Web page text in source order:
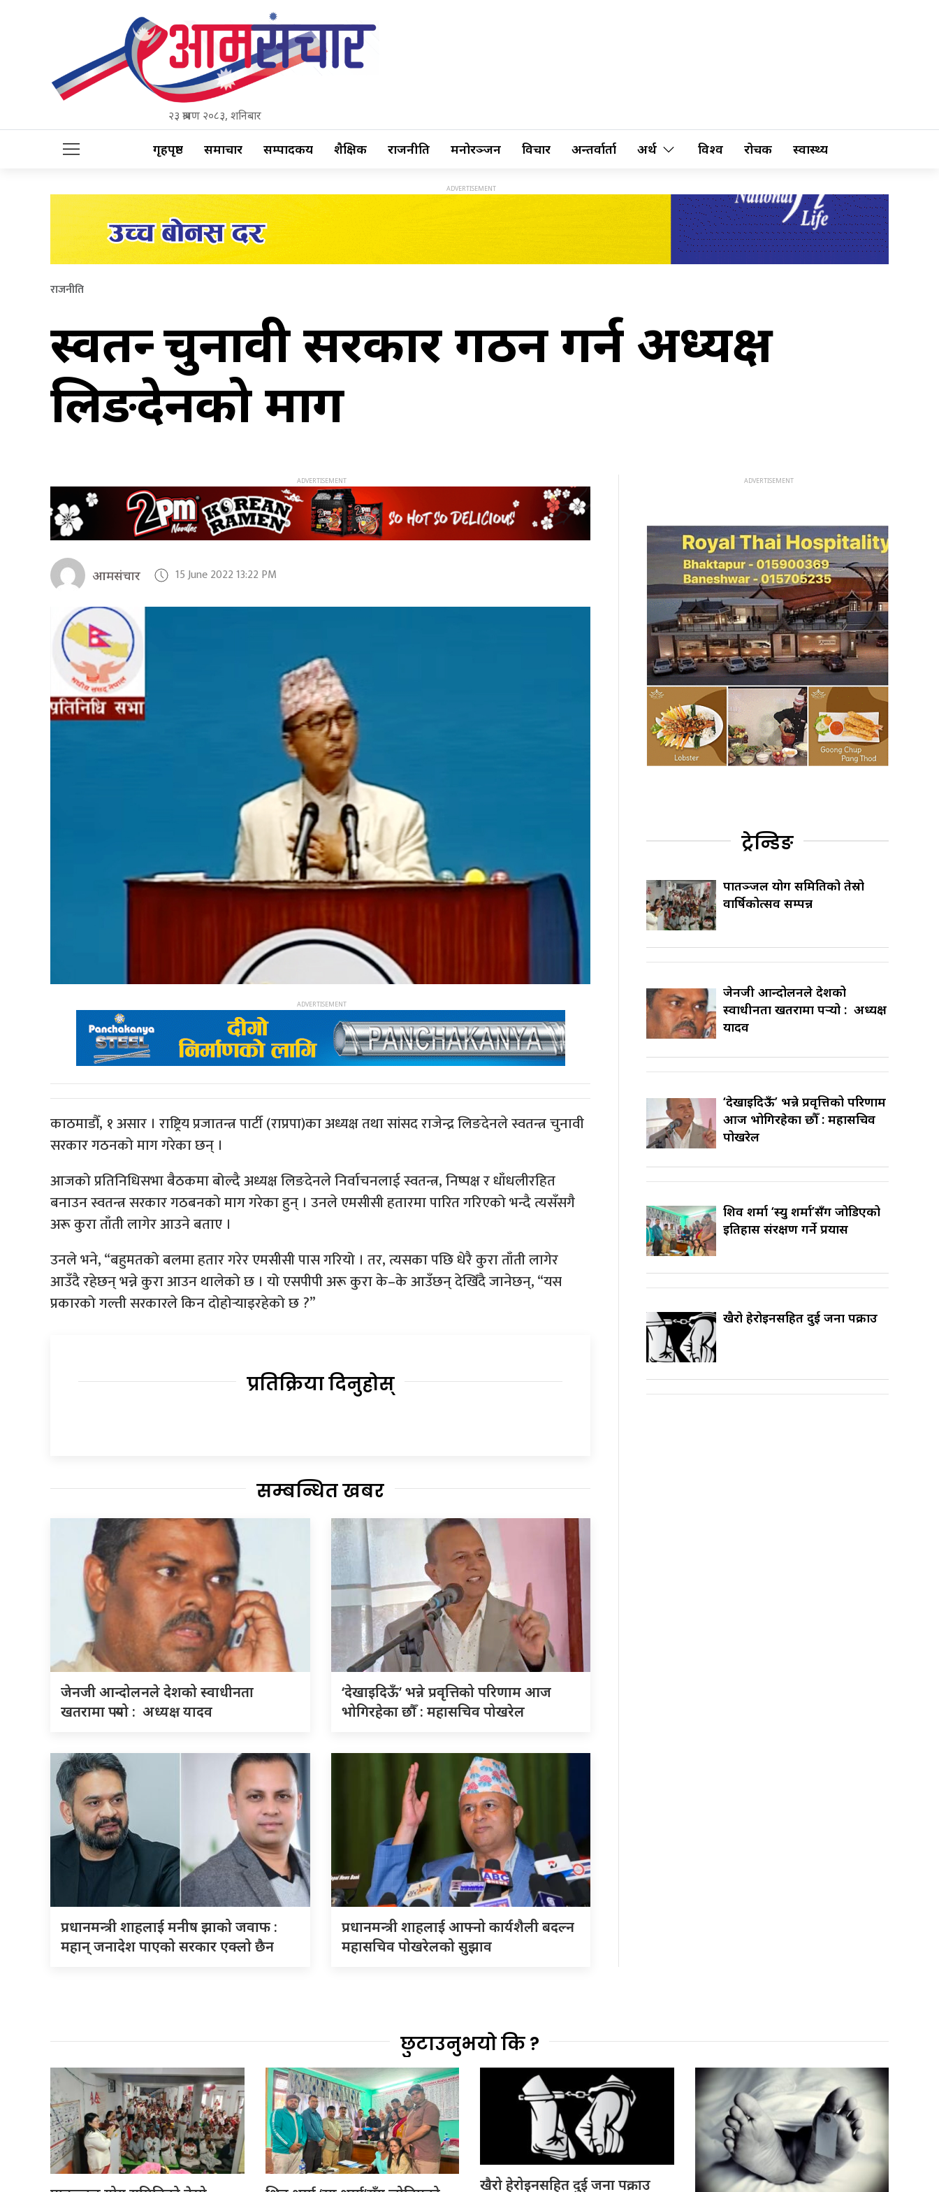
२३ श्रावण २०८३, शनिबार
गृहपृष्ठ समाचार सम्पादकीय शैक्षिक राजनीति मनोरञ्जन विचार अन्तर्वार्ता अर्थ विश्व रोचक स्वास्थ्य
राजनीति
स्वतन्त्र चुनावी सरकार गठन गर्न अध्यक्ष
लिङदेनको माग
आमसंचार 15 June 2022 13:22 PM
काठमाडौँ, १ असार । राष्ट्रिय प्रजातन्त्र पार्टी (राप्रपा)का अध्यक्ष तथा सांसद राजेन्द्र लिङदेनले स्वतन्त्र चुनावी
सरकार गठनको माग गरेका छन् ।
आजको प्रतिनिधिसभा बैठकमा बोल्दै अध्यक्ष लिङदेनले निर्वाचनलाई स्वतन्त्र, निष्पक्ष र धाँधलीरहित
बनाउन स्वतन्त्र सरकार गठबनको माग गरेका हुन् । उनले एमसीसी हतारमा पारित गरिएको भन्दै त्यसँसगै
अरू कुरा ताँती लागेर आउने बताए ।
उनले भने, “बहुमतको बलमा हतार गरेर एमसीसी पास गरियो । तर, त्यसका पछि धेरै कुरा ताँती लागेर
आउँदै रहेछन् भन्ने कुरा आउन थालेको छ । यो एसपीपी अरू कुरा के–के आउँछन् देखिँदै जानेछन्, “यस
प्रकारको गल्ती सरकारले किन दोहोर्‍याइरहेको छ ?”
प्रतिक्रिया दिनुहोस्
सम्बन्धित खबर
जेनजी आन्दोलनले देशको स्वाधीनता
खतरामा पर्‍यो : अध्यक्ष यादव
‘देखाइदिऊँ’ भन्ने प्रवृत्तिको परिणाम आज
भोगिरहेका छौँ : महासचिव पोखरेल
प्रधानमन्त्री शाहलाई मनीष झाको जवाफ :
महान् जनादेश पाएको सरकार एक्लो छैन
प्रधानमन्त्री शाहलाई आफ्नो कार्यशैली बदल्न
महासचिव पोखरेलको सुझाव
ट्रेन्डिङ
पातञ्जल योग समितिको तेस्रो
वार्षिकोत्सव सम्पन्न
जेनजी आन्दोलनले देशको
स्वाधीनता खतरामा पर्‍यो : अध्यक्ष
यादव
‘देखाइदिऊँ’ भन्ने प्रवृत्तिको परिणाम
आज भोगिरहेका छौँ : महासचिव
पोखरेल
शिव शर्मा ‘स्यु शर्मा’सँग जोडिएको
इतिहास संरक्षण गर्ने प्रयास
खैरो हेरोइनसहित दुई जना पक्राउ
छुटाउनुभयो कि ?
खैरो हेरोइनसहित दुई जना पक्राउ